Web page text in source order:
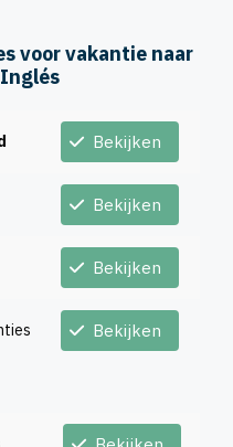
voor vakantie naar
Bekijken
Bekijken
Bekijken
Bekijken